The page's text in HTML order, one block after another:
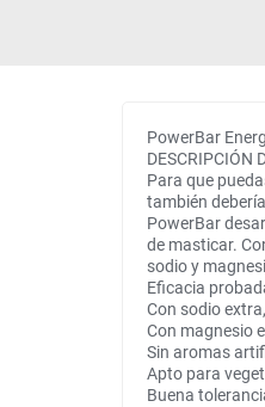
PowerBar
DESCRIPCIÓN
Para que
también
PowerBar
de masticar.
sodio y
Eficacia
Con sodio
Con magnesio
Sin aromas
Apto para
Buena